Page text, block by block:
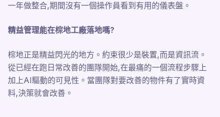
一年做整合,期間沒有一個操作員看到有用的儀表盤。
精益管理能在棕地工廠落地嗎?
棕地正是精益閃光的地方。約束很少是裝置,而是資訊流。
從已經在跑日常改善的團隊開始,在最痛的一個流程步驟上
加上AI驅動的可見性。當團隊對要改善的物件有了實時資
料,決策就會改善。